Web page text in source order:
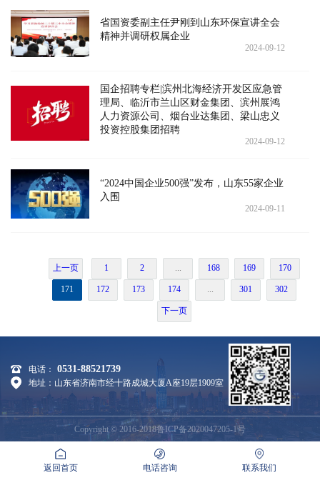
省国资委副主任尹刚到山东环保宣讲全会
精神并调研权属企业
2024-09-12
国企招聘专栏|滨州北海经济开发区应急管
理局、临沂市兰山区财金集团、滨州展鸿
人力资源公司、烟台业达集团、梁山忠义
投资控股集团招聘
2024-09-12
“2024中国企业500强”发布，山东55家企业
入围
2024-09-11
上一页 1 2 168 169 170
171 172 173 174 301 302
下一页
电话： 0531-88521739
地址：山东省济南市经十路成城大厦A座19层1909室
Copyright © 2016-2018鲁ICP备2020047205-1号
返回首页 电话咨询 联系我们